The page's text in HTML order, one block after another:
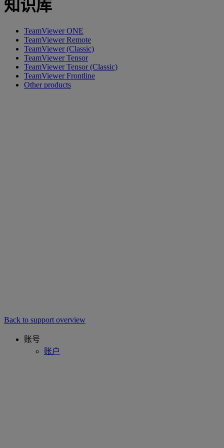
知识库
TeamViewer ONE
TeamViewer Remote
TeamViewer (Classic)
TeamViewer Tensor
TeamViewer Tensor (Classic)
TeamViewer Frontline
Other products
Back to support overview
账号
账户